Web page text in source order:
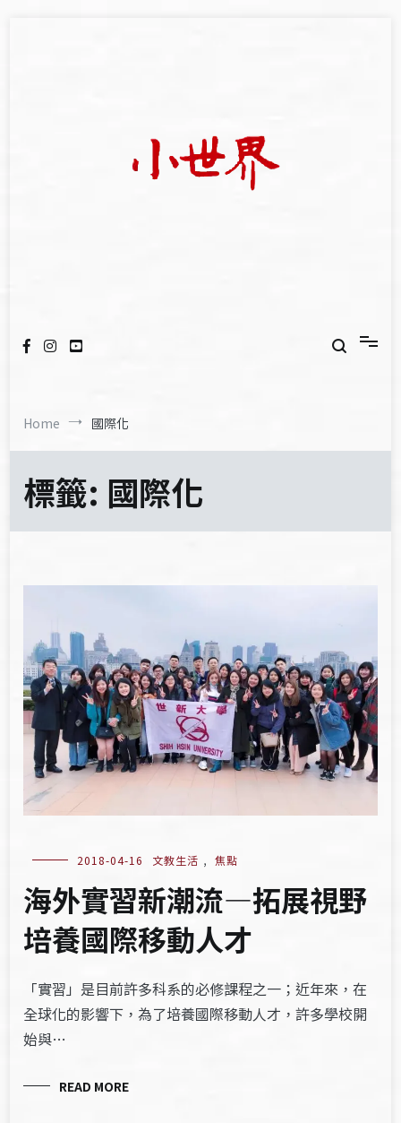
Home 國際化
標籤: 國際化
2018-04-16 文教生活 , 焦點
海外實習新潮流—拓展視野
培養國際移動人才
「實習」是目前許多科系的必修課程之一；近年來，在
全球化的影響下，為了培養國際移動人才，許多學校開
始與…
READ MORE